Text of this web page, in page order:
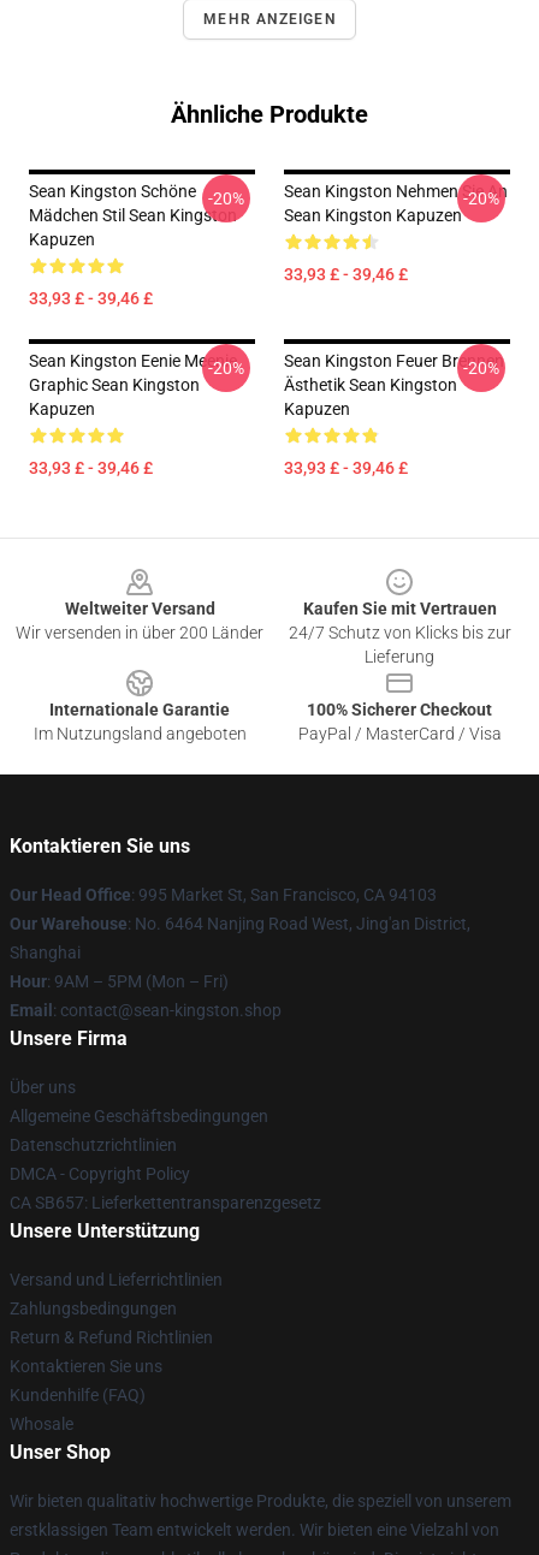
MEHR ANZEIGEN
Ähnliche Produkte
Sean Kingston Schöne
Mädchen Stil Sean Kingston
Kapuzen
33,93 £ - 39,46 £
-20%
Sean Kingston Nehmen Sie An
Sean Kingston Kapuzen
33,93 £ - 39,46 £
-20%
Sean Kingston Eenie Meenie
Graphic Sean Kingston
Kapuzen
33,93 £ - 39,46 £
-20%
Sean Kingston Feuer Brennen
Ästhetik Sean Kingston
Kapuzen
33,93 £ - 39,46 £
-20%
Weltweiter Versand
Wir versenden in über 200 Länder
Kaufen Sie mit Vertrauen
24/7 Schutz von Klicks bis zur
Lieferung
Internationale Garantie
Im Nutzungsland angeboten
100% Sicherer Checkout
PayPal / MasterCard / Visa
Kontaktieren Sie uns
Our Head Office: 995 Market St, San Francisco, CA 94103
Our Warehouse: No. 6464 Nanjing Road West, Jing'an District,
Shanghai
Hour: 9AM – 5PM (Mon – Fri)
Email : contact@sean-kingston.shop
Unsere Firma
Über uns
Allgemeine Geschäftsbedingungen
Datenschutzrichtlinien
DMCA - Copyright Policy
CA SB657: Lieferkettentransparenzgesetz
Unsere Unterstützung
Versand und Lieferrichtlinien
Zahlungsbedingungen
Return & Refund Richtlinien
Kontaktieren Sie uns
Kundenhilfe (FAQ)
Whosale
Unser Shop
Wir bieten qualitativ hochwertige Produkte, die speziell von unserem
erstklassigen Team entwickelt werden. Wir bieten eine Vielzahl von